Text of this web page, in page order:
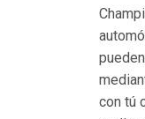
con tú
т
о
м
а
т